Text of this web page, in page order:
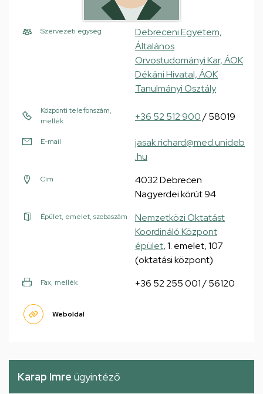
Szervezeti egység
Debreceni Egyetem,
Általános
Orvostudományi Kar, ÁOK
Dékáni Hivatal, ÁOK
Tanulmányi Osztály
Központi telefonszám,
mellék
+36 52 512 900/ 58019
E-mail
jasak.richard@med.unideb
.hu
Cím
4032 Debrecen
Nagyerdei körút 94
Épület, emelet, szobaszám
Nemzetközi Oktatást
Koordináló Központ
épület, 1. emelet, 107
(oktatási központ)
Fax, mellék +36 52 255 001 / 56120
Weboldal
Karap Imre ügyintéző